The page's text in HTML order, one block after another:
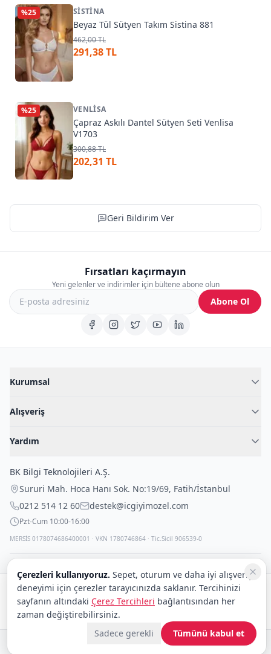
%25 SISTINA
Beyaz Tül Sütyen Takım Sistina 881
462,00 TL
291,38 TL
%25 VENLISA
Çapraz Askılı Dantel Sütyen Seti Venlisa
V1703
300,88 TL
202,31 TL
Geri Bildirim Ver
Fırsatları kaçırmayın
Yeni gelenler ve indirimler için bültene abone olun
Abone Ol
Kurumsal
Blog
İç Giyim Rehberi
Alışveriş
Fantazi İç Giyim
Çocuk İç Giyim
Outlet Fırsatları
Yardım
İade Politikası
Gizli Paketleme
BK Bilgi Teknolojileri A.Ş.
Sururi Mah. Hoca Hanı Sok. No:19/69, Fatih/İstanbul
0212 514 12 60
destek@icgiyimozel.com
Pzt-Cum 10:00-16:00
MERSİS 0178074686400001 · VKN 1780746864 · Tic.Sicil 906539-0
Güvenli alışveriş:
Kargo:
© 2008–2026 BK Bilgi Teknolojileri ve Ticaret A.Ş.
Çerezleri kullanıyoruz. Sepet, oturum ve daha iyi alışveriş
deneyimi için çerezler tarayıcınızda saklanır. Tercihinizi
sayfanın altındaki Çerez Tercihleri bağlantısından her
zaman değiştirebilirsiniz.
Sadece gerekli
Tümünü kabul et